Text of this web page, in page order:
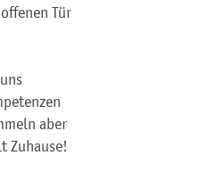
Tür
aber
Zuhause!